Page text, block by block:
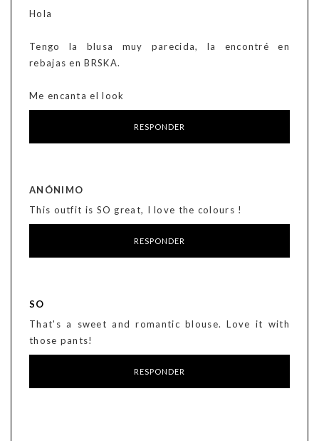
Hola
Tengo la blusa muy parecida, la encontré en
rebajas en BRSKA.
Me encanta el look
RESPONDER
ANÓNIMO
This outfit is SO great, I love the colours !
RESPONDER
SO
That's a sweet and romantic blouse. Love it with
those pants!
RESPONDER